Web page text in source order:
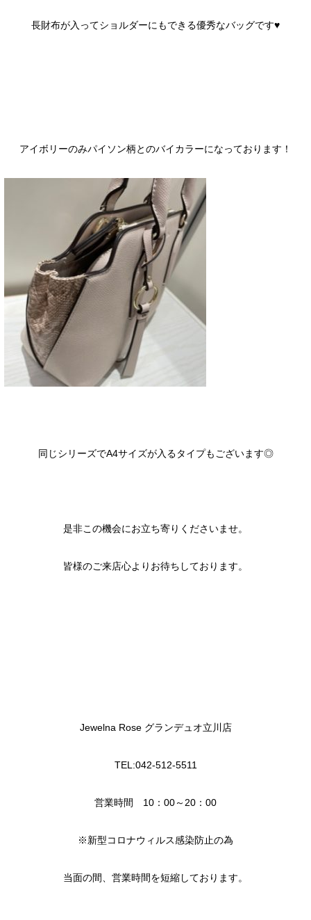
長財布が入ってショルダーにもできる優秀なバッグです♥
アイボリーのみパイソン柄とのバイカラーになっております！
同じシリーズでA4サイズが入るタイプもございます◎
是非この機会にお立ち寄りくださいませ。
皆様のご来店心よりお待ちしております。
Jewelna Rose グランデュオ立川店
TEL:042-512-5511
営業時間 10：00～20：00
※新型コロナウィルス感染防止の為
当面の間、営業時間を短縮しております。